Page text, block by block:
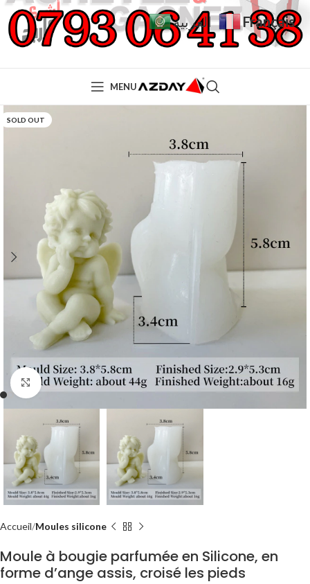
MENU
SOLD OUT
Click to enlarge
Accueil Moules silicone
Moule à bougie parfumée en Silicone, en
forme d’ange assis, croisé les pieds
العربية Français